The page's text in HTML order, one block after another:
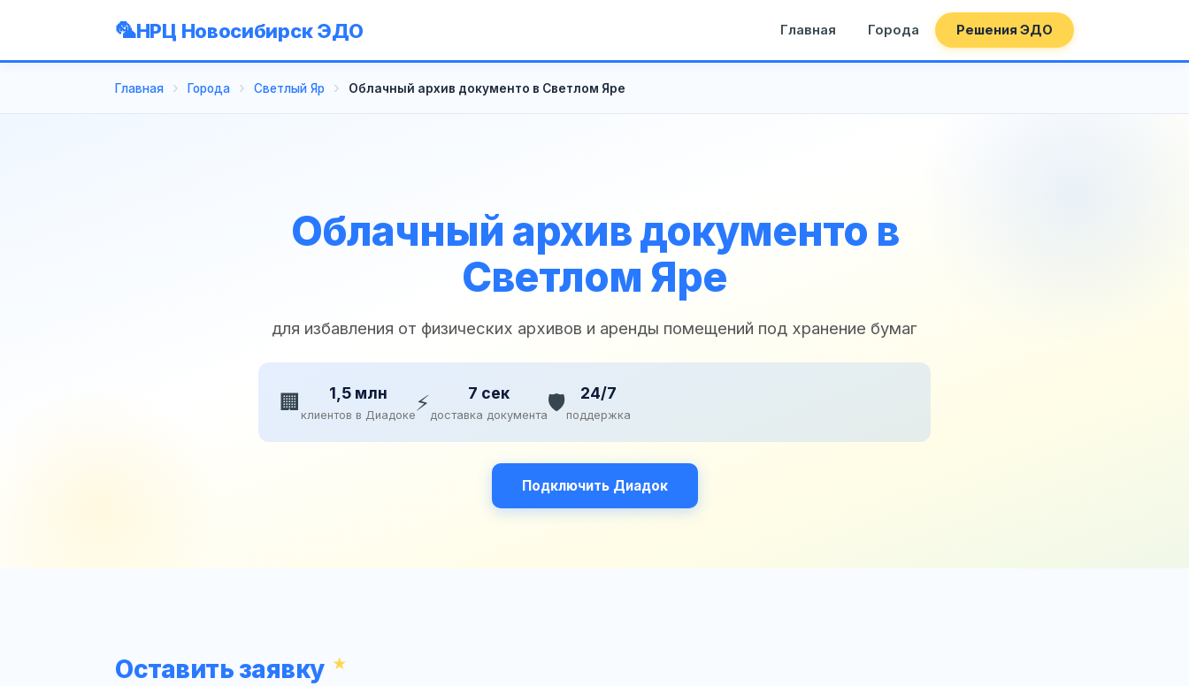
НРЦ Новосибирск ЭДО Главная Города Решения ЭДО
Главная Города Светлый Яр Облачный архив документо в Светлом Яре
Облачный архив документо в
Светлом Яре
для избавления от физических архивов и аренды помещений под хранение бумаг
🏢 1,5 млн
клиентов в Диадоке ⚡ 7 сек
доставка документа🛡️ 24/7
поддержка
Подключить Диадок
Оставить заявку